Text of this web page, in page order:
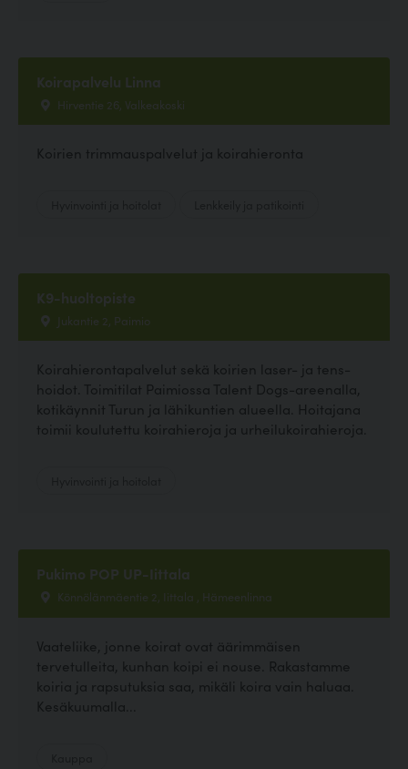
Koirapalvelu Linna
Hirventie 26, Valkeakoski
Koirien trimmauspalvelut ja koirahieronta
K9-huoltopiste
Jukantie 2, Paimio
Koirahierontapalvelut sekä koirien laser- ja tens-
hoidot. Toimitilat Paimiossa Talent Dogs-areenalla,
kotikäynnit Turun ja lähikuntien alueella. Hoitajana
toimii koulutettu koirahieroja ja urheilukoirahieroja.
Pukimo POP UP-Iittala
Könnölänmäentie 2, Iittala , Hämeenlinna
Vaateliike, jonne koirat ovat äärimmäisen
tervetulleita, kunhan koipi ei nouse. Rakastamme
koiria ja rapsutuksia saa, mikäli koira vain haluaa.
Kesäkuumalla...